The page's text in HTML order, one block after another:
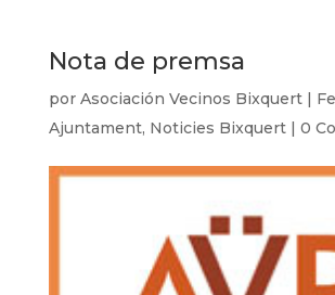
Nota de premsa
por Asociación Vecinos Bixquert|
Ajuntament, Noticies Bixquert| 0